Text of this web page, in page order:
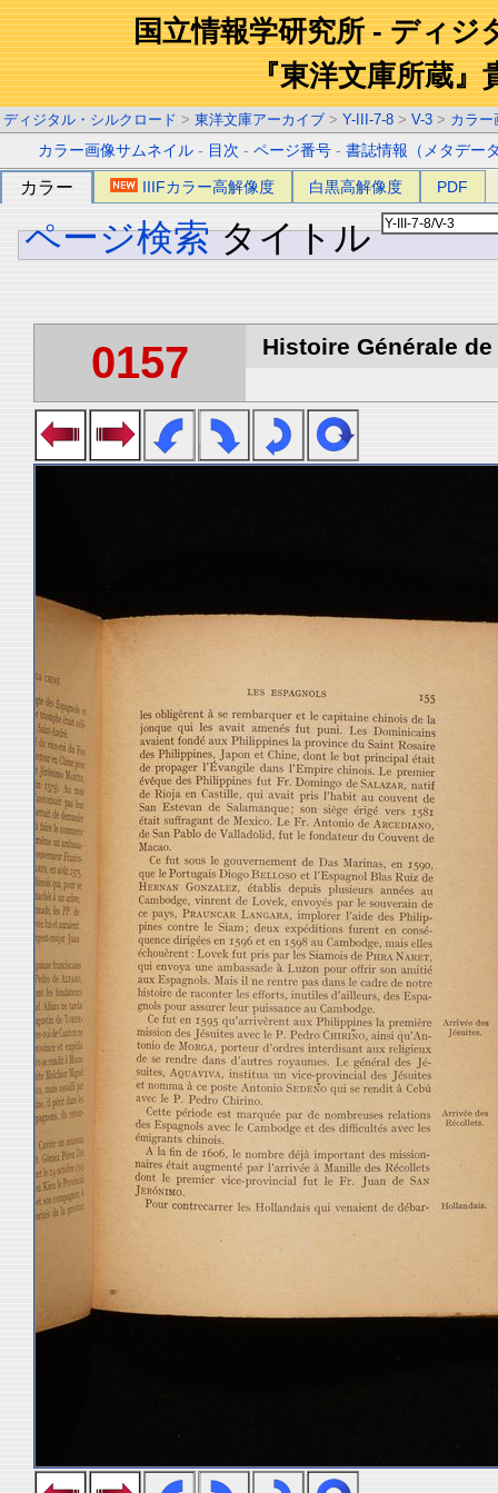
国立情報学研究所 - ディジ
『東洋文庫所蔵』
ディジタル・シルクロード > 東洋文庫アーカイブ > Y-III-7-8 > V-3 > カラー
カラー画像サムネイル - 目次 -ページ番号 -書誌情報（メタデー
カラー IIIFカラー高解像度 白黒高解像度 PDF
ページ検索 タイトル
0157 Histoire Générale